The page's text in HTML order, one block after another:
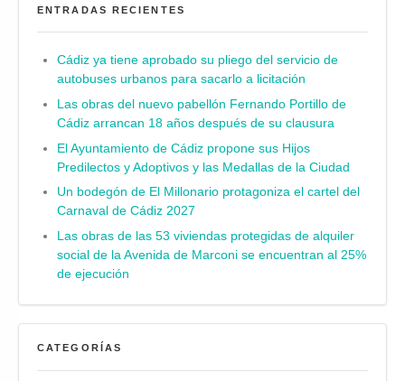
ENTRADAS RECIENTES
Cádiz ya tiene aprobado su pliego del servicio de
autobuses urbanos para sacarlo a licitación
Las obras del nuevo pabellón Fernando Portillo de
Cádiz arrancan 18 años después de su clausura
El Ayuntamiento de Cádiz propone sus Hijos
Predilectos y Adoptivos y las Medallas de la Ciudad
Un bodegón de El Millonario protagoniza el cartel del
Carnaval de Cádiz 2027
Las obras de las 53 viviendas protegidas de alquiler
social de la Avenida de Marconi se encuentran al 25%
de ejecución
CATEGORÍAS